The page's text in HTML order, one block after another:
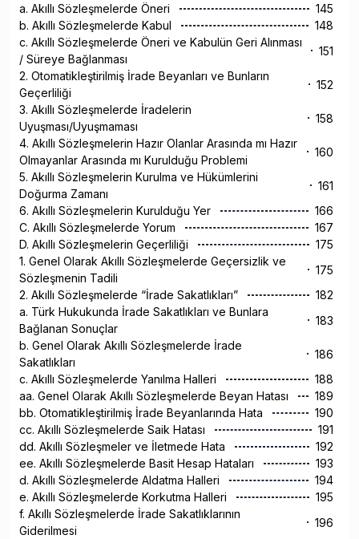
a. Akıllı Sözleşmelerde Öneri
145
b. Akıllı Sözleşmelerde Kabul
148
c. Akıllı Sözleşmelerde Öneri ve Kabulün Geri Alınması
/ Süreye Bağlanması
151
2. Otomatikleştirilmiş İrade Beyanları ve Bunların
Geçerliliği
152
3. Akıllı Sözleşmelerde İradelerin
Uyuşması/Uyuşmaması
158
4. Akıllı Sözleşmelerin Hazır Olanlar Arasında mı Hazır
Olmayanlar Arasında mı Kurulduğu Problemi
160
5. Akıllı Sözleşmelerin Kurulma ve Hükümlerini
Doğurma Zamanı
161
6. Akıllı Sözleşmelerin Kurulduğu Yer
166
C. Akıllı Sözleşmelerde Yorum
167
D. Akıllı Sözleşmelerin Geçerliliği
175
1. Genel Olarak Akıllı Sözleşmelerde Geçersizlik ve
Sözleşmenin Tadili
175
2. Akıllı Sözleşmelerde “İrade Sakatlıkları”
182
a. Türk Hukukunda İrade Sakatlıkları ve Bunlara
Bağlanan Sonuçlar
183
b. Genel Olarak Akıllı Sözleşmelerde İrade
Sakatlıkları
186
c. Akıllı Sözleşmelerde Yanılma Halleri
188
aa. Genel Olarak Akıllı Sözleşmelerde Beyan Hatası
189
bb. Otomatikleştirilmiş İrade Beyanlarında Hata
190
cc. Akıllı Sözleşmelerde Saik Hatası
191
dd. Akıllı Sözleşmeler ve İletmede Hata
192
ee. Akıllı Sözleşmelerde Basit Hesap Hataları
193
d. Akıllı Sözleşmelerde Aldatma Halleri
194
e. Akıllı Sözleşmelerde Korkutma Halleri
195
f. Akıllı Sözleşmelerde İrade Sakatlıklarının
Giderilmesi
196